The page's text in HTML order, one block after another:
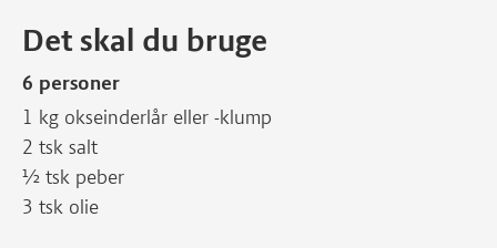
Det skal du bruge
6 personer
1 kg okseinderlår eller -klump
2 tsk salt
½ tsk peber
3 tsk olie